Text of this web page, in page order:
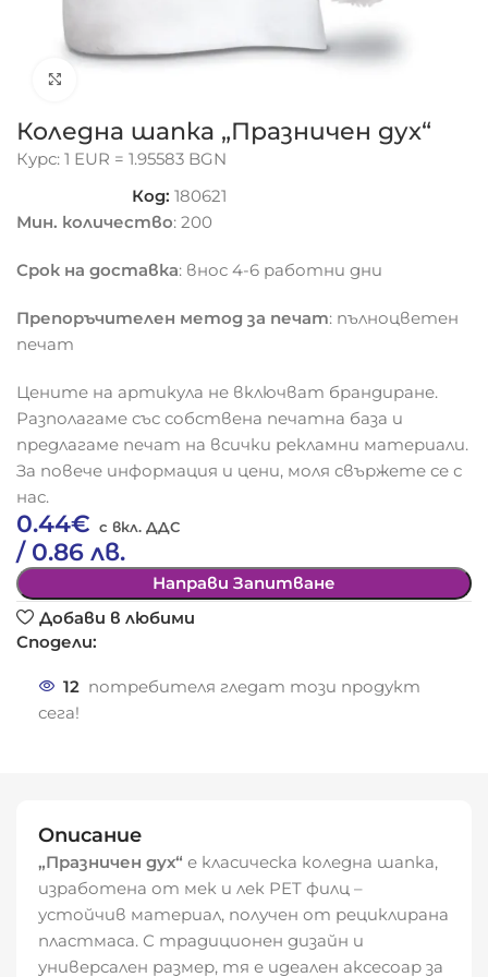
Коледна шапка „Празничен дух“
Курс: 1 EUR = 1.95583 BGN
Код:180621
Мин. количество: 200
Срок на доставка: внос 4-6 работни дни
Препоръчителен метод за печат: пълноцветен
печат
Цените на артикула не включват брандиране.
Разполагаме със собствена печатна база и
предлагаме печат на всички рекламни материали.
За повече информация и цени, моля свържете се с
нас.
0.44€
/ 0.86 лв.
Направи Запитване
Добави в любими
Сподели:
12 потребителя гледат този продукт
сега!
Описание
„Празничен дух“ е класическа коледна шапка,
изработена от мек и лек PET филц –
устойчив материал, получен от рециклирана
пластмаса. С традиционен дизайн и
универсален размер, тя е идеален аксесоар за